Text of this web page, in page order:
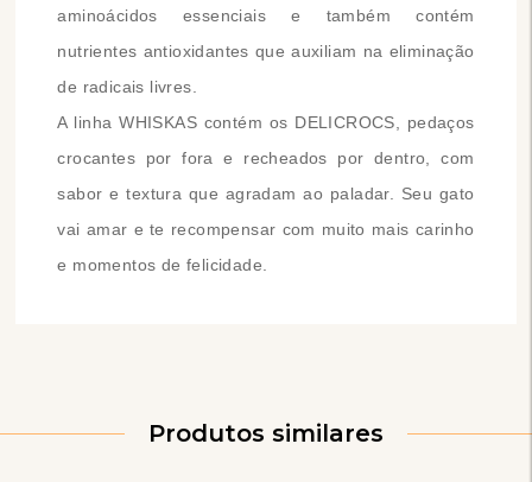
aminoácidos essenciais e também contém
nutrientes antioxidantes que auxiliam na eliminação
de radicais livres.
A linha WHISKAS contém os DELICROCS, pedaços
crocantes por fora e recheados por dentro, com
sabor e textura que agradam ao paladar. Seu gato
vai amar e te recompensar com muito mais carinho
e momentos de felicidade.
Produtos similares